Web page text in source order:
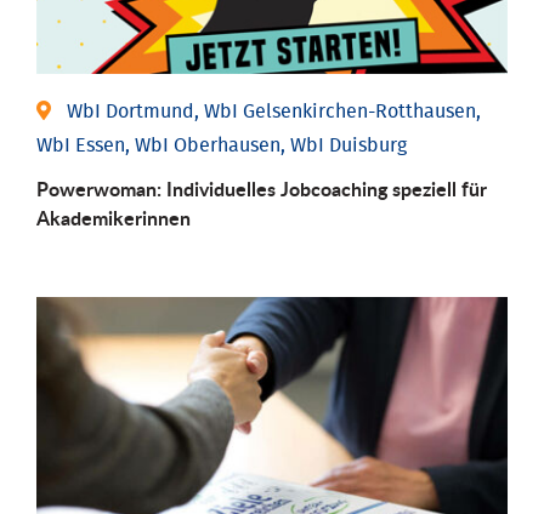
WbI Dortmund, WbI Gelsenkirchen-Rotthausen,
WbI Essen, WbI Oberhausen, WbI Duisburg
Powerwoman: Individu­elles Job­coaching speziell für
Aka­demiker­innen